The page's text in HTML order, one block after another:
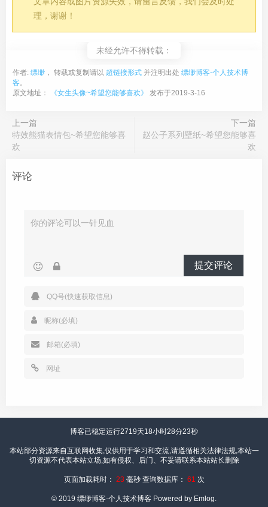
理，谢谢！
未经允许不得转载：
作者: 缥缈 ， 转载或复制请以 超链接形式 并注明出处 缥缈博客-个人技术博
客。
原文地址：
《女生头像~希望您能够喜欢》 发布于2019-3-16
上一篇
特效熊猫表情包~希望您能够喜
欢
下一篇
赵公子系列壁纸~希望您能够喜
欢
评论
提交评论
博客已稳定运行2719天18小时28分23秒
本站部分资源来自互联网收集,仅供用于学习和交流,请遵循相关法律法规,本站一
切资源不代表本站立场,如有侵权、后门、不妥请联系本站站长删除
页面加载耗时： 23 毫秒 查询数据库： 61 次
© 2019 缥缈博客-个人技术博客 Powered by Emlog.